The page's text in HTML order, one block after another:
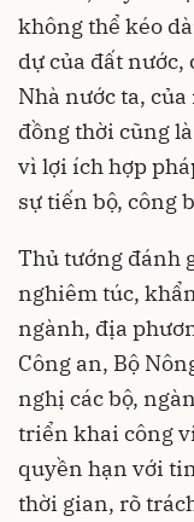
không thể kéo
dự của đất nước,
Nhà nước ta,
đồng thời cũng
vì lợi ích hợp
sự tiến bộ, công
Thủ tướng đánh
nghiêm túc,
ngành, địa
Công an, Bộ
nghị các bộ,
triển khai công
quyền hạn với
thời gian, rõ